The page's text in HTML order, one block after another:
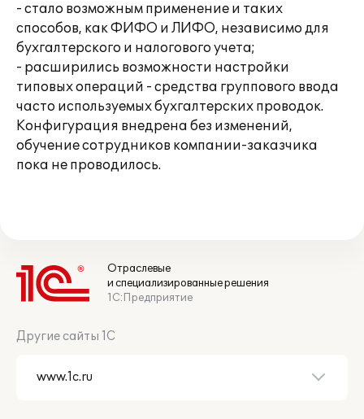
- стало возможным применение и таких
способов, как ФИФО и ЛИФО, независимо для
бухгалтерского и налогового учета;
- расширились возможности настройки
типовых операций - средства группового ввода
часто используемых бухгалтерских проводок.
Конфигурация внедрена без изменений,
обучение сотрудников компании-заказчика
пока не проводилось.
Отраслевые
и специализированные решения
1С:Предприятие
Другие сайты 1С